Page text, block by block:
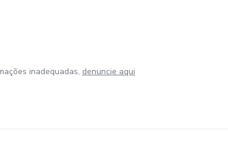
inadequadas, denuncie aqui